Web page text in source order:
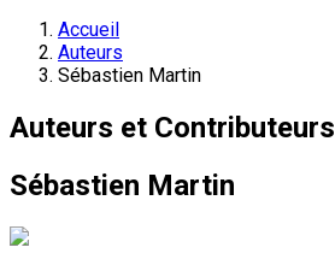
Accueil
Auteurs
Sébastien Martin
Auteurs et Contributeurs
Sébastien Martin